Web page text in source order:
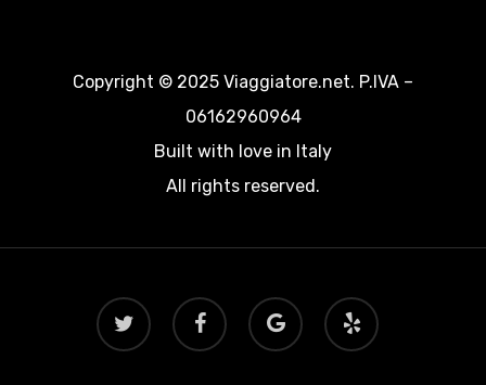
Copyright © 2025 Viaggiatore.net. P.IVA –
06162960964
Built with love in Italy
All rights reserved.
twitter facebook
google-
plus
yelp